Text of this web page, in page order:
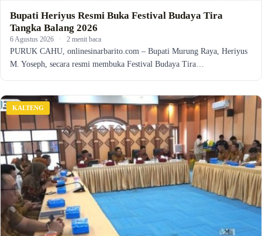
Bupati Heriyus Resmi Buka Festival Budaya Tira
Tangka Balang 2026
6 Agustus 2026 · 2 menit baca
PURUK CAHU, onlinesinarbarito.com – Bupati Murung Raya, Heriyus
M. Yoseph, secara resmi membuka Festival Budaya Tira…
KALTENG